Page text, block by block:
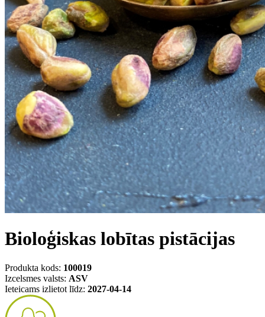
Bioloģiskas lobītas pistācijas
Produkta kods: 100019
Izcelsmes valsts: ASV
Ieteicams izlietot līdz: 2027-04-14